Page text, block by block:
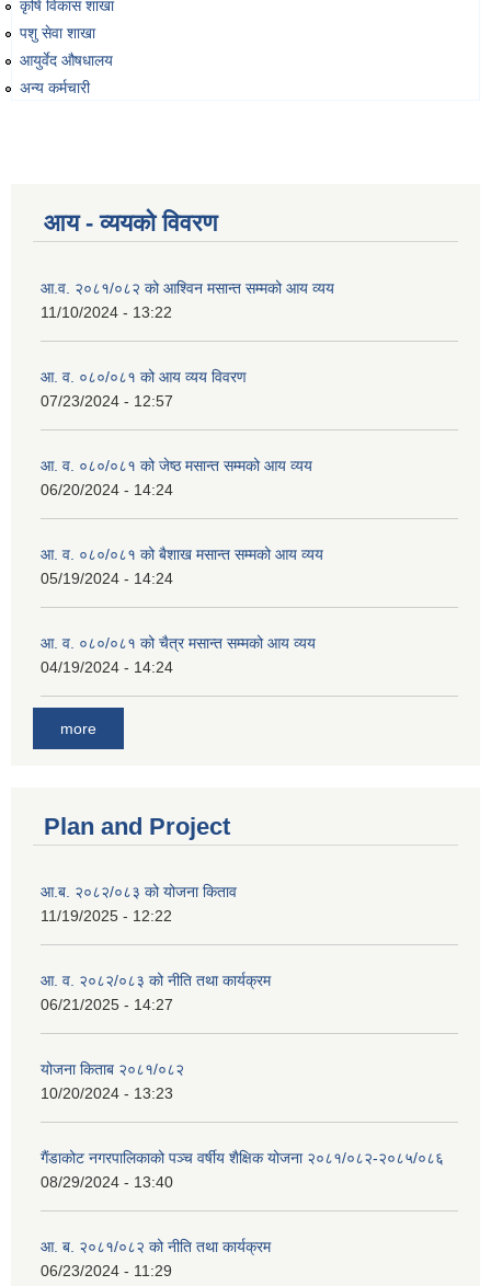
कृषि विकास शाखा
पशु सेवा शाखा
आयुर्वेद औषधालय
अन्य कर्मचारी
आय - व्ययको विवरण
आ.व. २०८१/०८२ को आश्विन मसान्त सम्मको आय व्यय
11/10/2024 - 13:22
आ. व. ०८०/०८१ को आय व्यय विवरण
07/23/2024 - 12:57
आ. व. ०८०/०८१ को जेष्ठ मसान्त सम्मको आय व्यय
06/20/2024 - 14:24
आ. व. ०८०/०८१ को बैशाख मसान्त सम्मको आय व्यय
05/19/2024 - 14:24
आ. व. ०८०/०८१ को चैत्र मसान्त सम्मको आय व्यय
04/19/2024 - 14:24
more
Plan and Project
आ.ब. २०८२/०८३ को योजना किताव
11/19/2025 - 12:22
आ. व. २०८२/०८३ को नीति तथा कार्यक्रम
06/21/2025 - 14:27
योजना किताब २०८१/०८२
10/20/2024 - 13:23
गैंडाकोट नगरपालिकाको पञ्च वर्षीय शैक्षिक योजना २०८१/०८२-२०८५/०८६
08/29/2024 - 13:40
आ. ब. २०८१/०८२ को नीति तथा कार्यक्रम
06/23/2024 - 11:29